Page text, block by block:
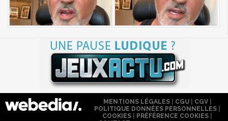
MENTIONS LÉGALES| CGU| CGV|
POLITIQUE DONNÉES PERSONNELLES
COOKIES
PRÉFÉRENCE COOKIES